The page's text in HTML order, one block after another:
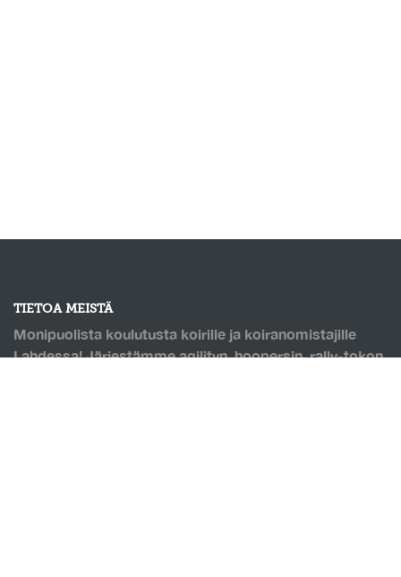
TIETOA MEISTÄ
Monipuolista koulutusta koirille ja koiranomistajille
Lahdessa! Järjestämme agilityn, hoopersin, rally-tokon